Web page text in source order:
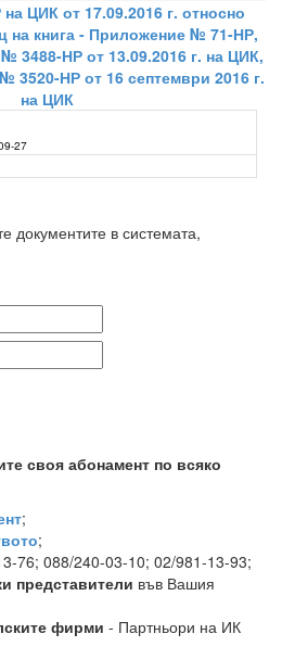
ЦИК от 17.09.2016 г. относно
на книга - Приложение № 71-НР,
3488-НР от 13.09.2016 г. на ЦИК,
3520-НР от 16 септември 2016 г.
на ЦИК
27
документите в системата,
своя абонамент по всяко
;
;
76; 088/240-03-10; 02/981-13-93;
представители във Вашия
фирми - Партньори на ИК